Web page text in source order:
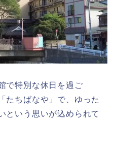
で特別な休日を過ご
たちばなや」で、ゆった
という思いが込められて